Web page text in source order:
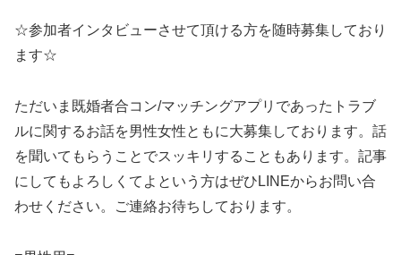
☆参加者インタビューさせて頂ける方を随時募集しており
ます☆
ただいま既婚者合コン/マッチングアプリであったトラブ
ルに関するお話を男性女性ともに大募集しております。話
を聞いてもらうことでスッキリすることもあります。記事
にしてもよろしくてよという方はぜひLINEからお問い合
わせください。ご連絡お待ちしております。